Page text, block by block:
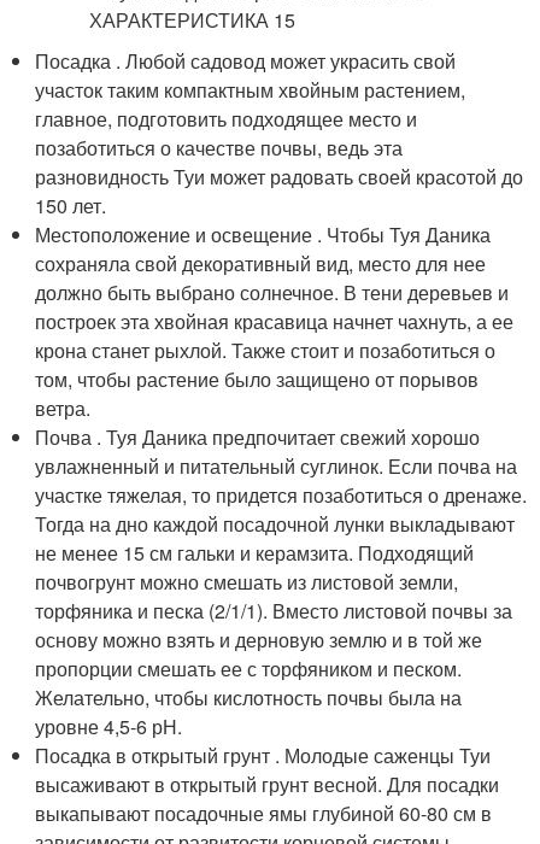
Посадка . Любой садовод может украсить свой
участок таким компактным хвойным растением,
главное, подготовить подходящее место и
позаботиться о качестве почвы, ведь эта
разновидность Туи может радовать своей красотой до
150 лет.
Местоположение и освещение . Чтобы Туя Даника
сохраняла свой декоративный вид, место для нее
должно быть выбрано солнечное. В тени деревьев и
построек эта хвойная красавица начнет чахнуть, а ее
крона станет рыхлой. Также стоит и позаботиться о
том, чтобы растение было защищено от порывов
ветра.
Почва . Туя Даника предпочитает свежий хорошо
увлажненный и питательный суглинок. Если почва на
участке тяжелая, то придется позаботиться о дренаже.
Тогда на дно каждой посадочной лунки выкладывают
не менее 15 см гальки и керамзита. Подходящий
почвогрунт можно смешать из листовой земли,
торфяника и песка (2/1/1). Вместо листовой почвы за
основу можно взять и дерновую землю и в той же
пропорции смешать ее с торфяником и песком.
Желательно, чтобы кислотность почвы была на
уровне 4,5-6 рН.
Посадка в открытый грунт . Молодые саженцы Туи
высаживают в открытый грунт весной. Для посадки
выкапывают посадочные ямы глубиной 60-80 см в